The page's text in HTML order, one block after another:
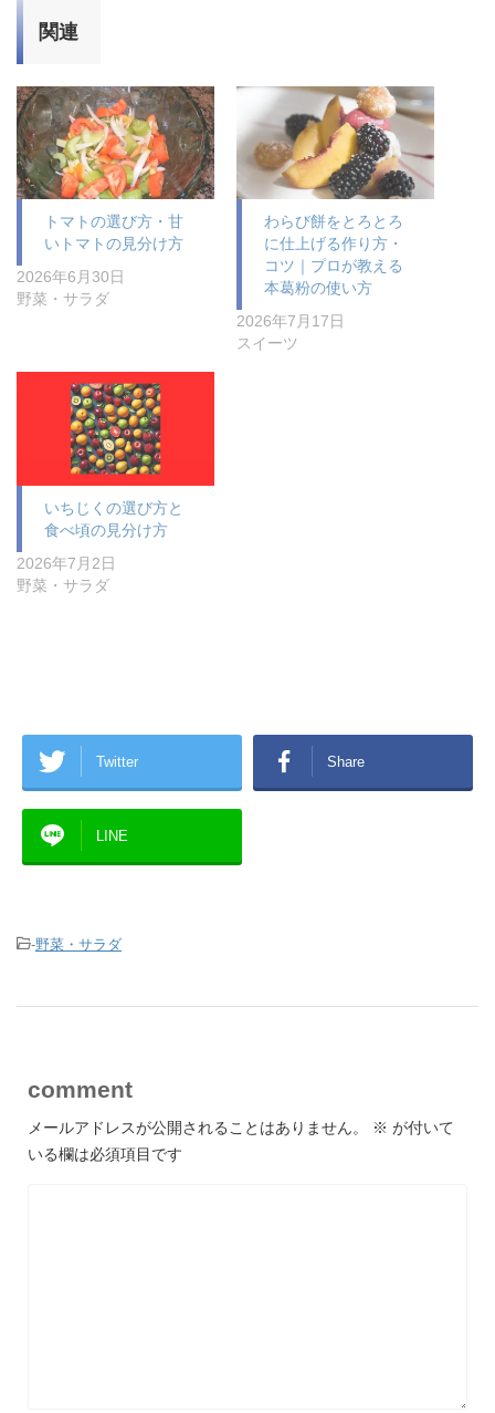
関連
トマトの選び方・甘
いトマトの見分け方
2026年6月30日
野菜・サラダ
わらび餅をとろとろ
に仕上げる作り方・
コツ｜プロが教える
本葛粉の使い方
2026年7月17日
スイーツ
いちじくの選び方と
食べ頃の見分け方
2026年7月2日
野菜・サラダ
Twitter Share
LINE
-野菜・サラダ
comment
メールアドレスが公開されることはありません。 ※ が付いて
いる欄は必須項目です